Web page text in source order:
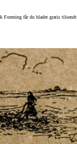
Forening får du bladet gratis tilsendt.